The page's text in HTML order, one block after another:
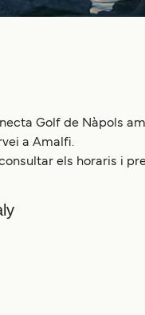
Golf de Nàpols
a Amalfi.
els horaris i